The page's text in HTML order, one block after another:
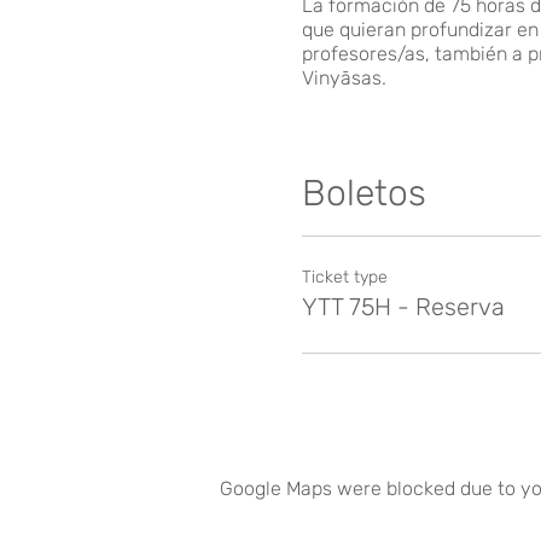
La formación de 75 horas
que quieran profundizar
profesores/as, también a
Vinyāsas.
Esta formación de 75
de entrenamiento
practica desarrollaras
Contamos con un
forma tradicional de la
Otra de las aportaciones
El sistema de alineación
· Proteger rodillas,
Boletos
Ticket type
YTT 75H - Reserva
Google Maps were blocked due to